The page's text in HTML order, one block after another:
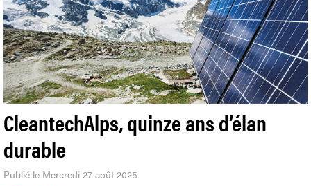
CleantechAlps, quinze ans d’élan
durable
Publié le Mercredi 27 août 2025